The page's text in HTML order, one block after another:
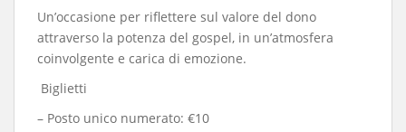
Un’occasione per riflettere sul valore del dono
attraverso la potenza del gospel, in un’atmosfera
coinvolgente e carica di emozione.
️ Biglietti
– Posto unico numerato: €10